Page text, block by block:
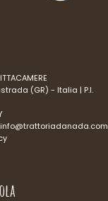
(GR) - Italia | P.I.
info@trattoriadanada.com